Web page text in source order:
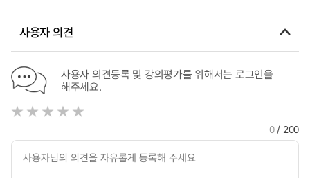
communication of the presidential elections in Korea
사용자 의견
사용자 의견등록 및 강의평가를 위해서는 로그인을
해주세요.
0/ 200